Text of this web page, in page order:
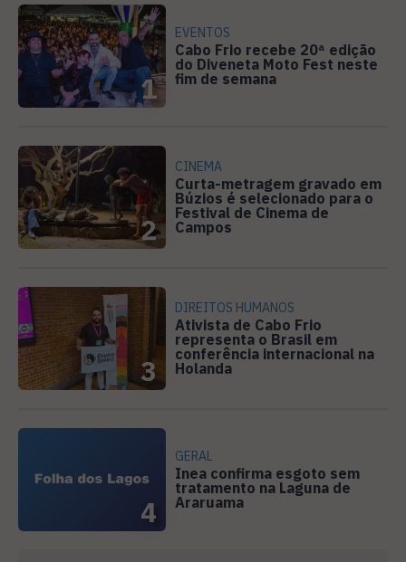
1
EVENTOS
Cabo Frio recebe 20ª edição
do Diveneta Moto Fest neste
fim de semana
2
CINEMA
Curta-metragem gravado em
Búzios é selecionado para o
Festival de Cinema de
Campos
3
DIREITOS HUMANOS
Ativista de Cabo Frio
representa o Brasil em
conferência internacional na
Holanda
4
GERAL
Inea confirma esgoto sem
tratamento na Laguna de
Araruama